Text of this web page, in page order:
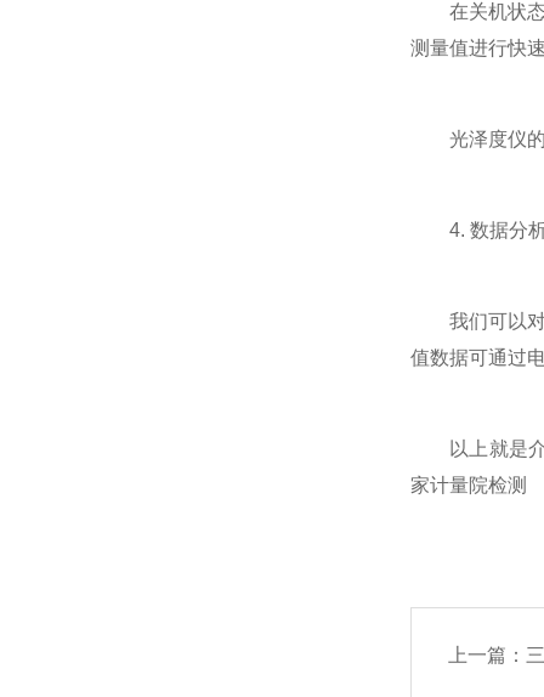
在关机状态
测量值进行快
光泽度仪的
4. 数据分
我们可以对
值数据可通过
以上就是介
家计量院检测
上一篇：